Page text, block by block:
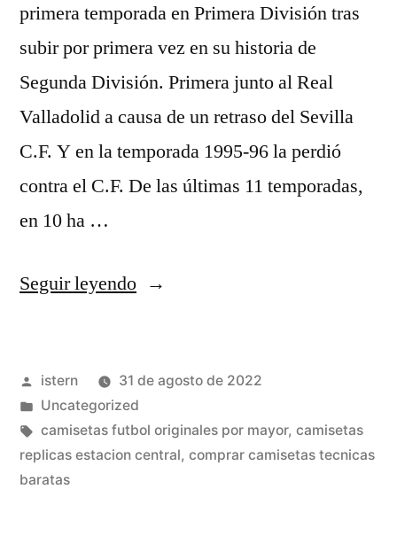
primera temporada en Primera División tras
subir por primera vez en su historia de
Segunda División. Primera junto al Real
Valladolid a causa de un retraso del Sevilla
C.F. Y en la temporada 1995-96 la perdió
contra el C.F. De las últimas 11 temporadas,
en 10 ha …
Seguir leyendo«disear
online»
Publicado
por
istern
31 de agosto de 2022
Publicado
en
Uncategorized
Etiquetas:
camisetas futbol originales por mayor, camisetas
replicas estacion central, comprar camisetas tecnicas
baratas